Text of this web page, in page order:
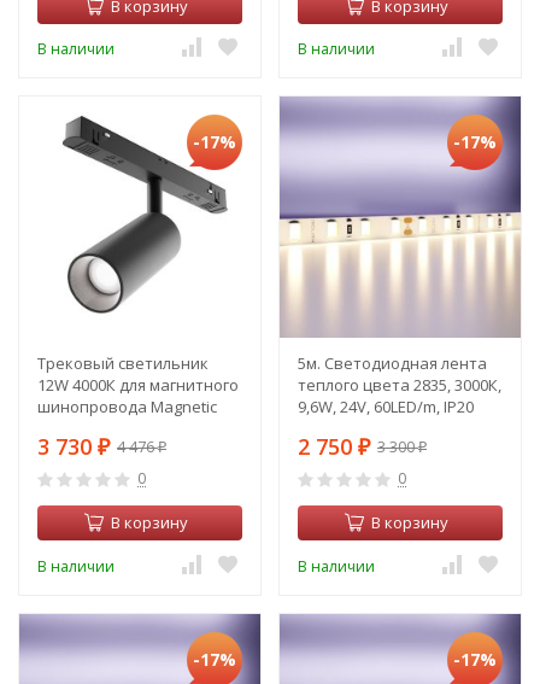
В корзину
В наличии
В корзину
В наличии
-17%
Трековый светильник
12W 4000К для магнитного
шинопровода Magnetic
TR032-2-12W4K-W-B
3 730 ₽ 4 476₽
0
В корзину
В наличии
-17%
5м. Светодиодная лента
теплого цвета 2835, 3000К,
9,6W, 24V, 60LED/m, IP20
2 750 ₽ 3 300₽
0
В корзину
В наличии
-17% -17%